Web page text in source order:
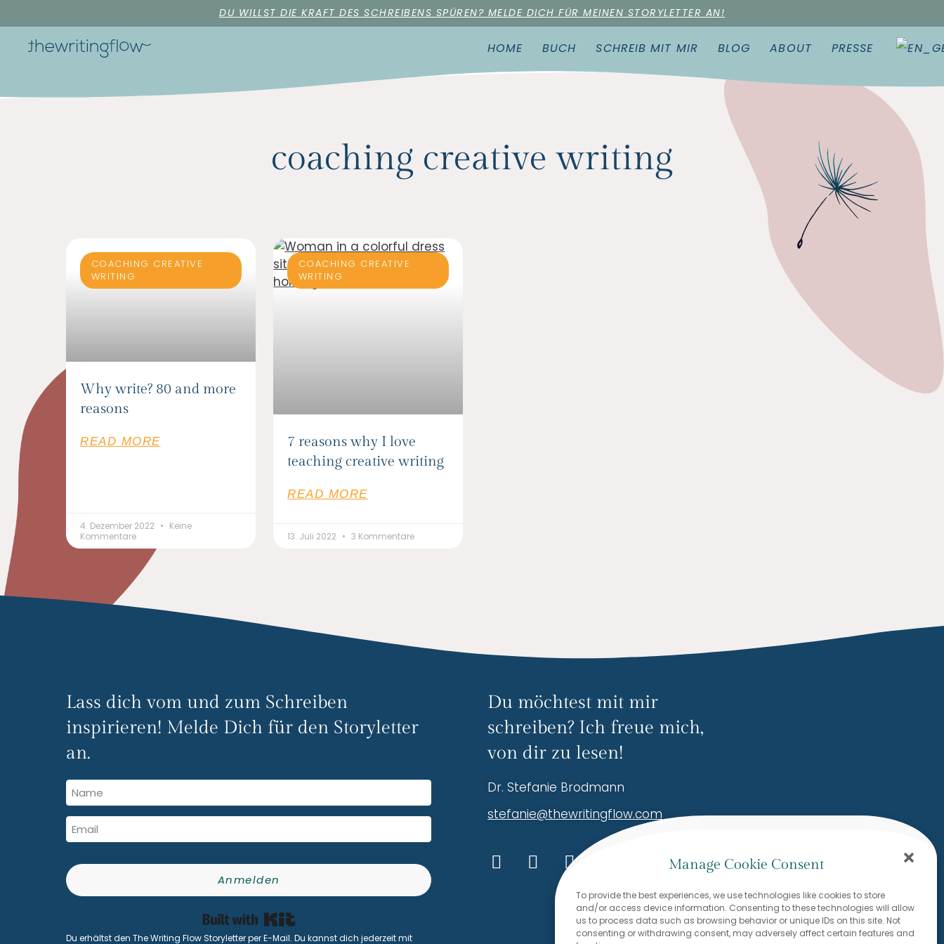
Manage Cookie Consent
To provide the best experiences, we use technologies like cookies to store
and/or access device information. Consenting to these technologies will allow
us to process data such as browsing behavior or unique IDs on this site. Not
consenting or withdrawing consent, may adversely affect certain features and
DU WILLST DIE KRAFT DES SCHREIBENS SPÜREN? MELDE DICH FÜR MEINEN STORYLETTER AN!
HOME BUCH SCHREIB MIT MIR BLOG ABOUT PRESSE
coaching creative writing
COACHING CREATIVE
WRITING
Why write? 80 and more
reasons
READ MORE
4. Dezember 2022
Keine
Kommentare
COACHING CREATIVE
WRITING
7 reasons why I love
teaching creative writing
READ MORE
13. Juli 2022 3 Kommentare
Lass dich vom und zum Schreiben
inspirieren! Melde Dich für den Storyletter
an.
Anmelden
Du erhältst den The Writing Flow Storyletter per E-Mail. Du kannst dich jederzeit mit
Du möchtest mit mir
schreiben? Ich freue mich,
von dir zu lesen!
Dr. Stefanie Brodmann
stefanie@thewritingflow.com